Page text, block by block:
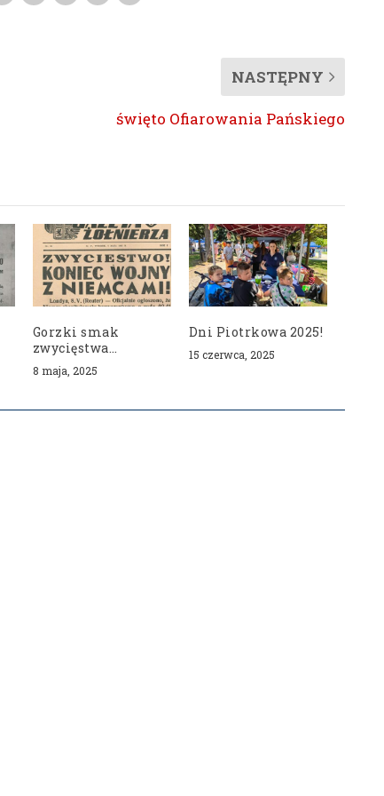
NASTĘPNY
święto Ofiarowania Pańskiego
Gorzki smak
zwycięstwa…
8 maja, 2025
Dni Piotrkowa 2025!
15 czerwca, 2025